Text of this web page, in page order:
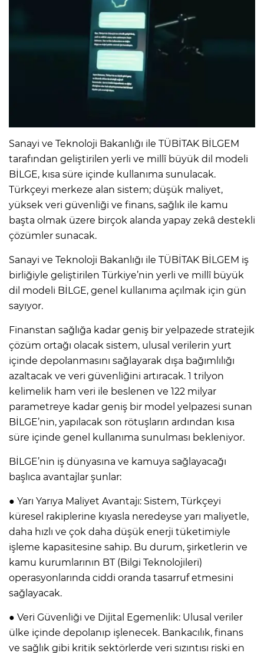
Sanayi ve Teknoloji Bakanlığı ile TÜBİTAK BİLGEM
tarafından geliştirilen yerli ve millî büyük dil modeli
BİLGE, kısa süre içinde kullanıma sunulacak.
Türkçeyi merkeze alan sistem; düşük maliyet,
yüksek veri güvenliği ve finans, sağlık ile kamu
başta olmak üzere birçok alanda yapay zekâ destekli
çözümler sunacak.
Sanayi ve Teknoloji Bakanlığı ile TÜBİTAK BİLGEM iş
birliğiyle geliştirilen Türkiye’nin yerli ve millî büyük
dil modeli BİLGE, genel kullanıma açılmak için gün
sayıyor.
Finanstan sağlığa kadar geniş bir yelpazede stratejik
çözüm ortağı olacak sistem, ulusal verilerin yurt
içinde depolanmasını sağlayarak dışa bağımlılığı
azaltacak ve veri güvenliğini artıracak. 1 trilyon
kelimelik ham veri ile beslenen ve 122 milyar
parametreye kadar geniş bir model yelpazesi sunan
BİLGE’nin, yapılacak son rötuşların ardından kısa
süre içinde genel kullanıma sunulması bekleniyor.
BİLGE’nin iş dünyasına ve kamuya sağlayacağı
başlıca avantajlar şunlar:
● Yarı Yarıya Maliyet Avantajı: Sistem, Türkçeyi
küresel rakiplerine kıyasla neredeyse yarı maliyetle,
daha hızlı ve çok daha düşük enerji tüketimiyle
işleme kapasitesine sahip. Bu durum, şirketlerin ve
kamu kurumlarının BT (Bilgi Teknolojileri)
operasyonlarında ciddi oranda tasarruf etmesini
sağlayacak.
● Veri Güvenliği ve Dijital Egemenlik: Ulusal veriler
ülke içinde depolanıp işlenecek. Bankacılık, finans
ve sağlık gibi kritik sektörlerde veri sızıntısı riski en